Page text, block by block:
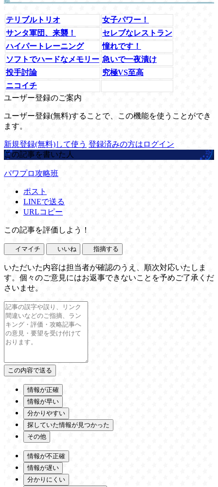
テリブルトリオ
女子パワー！
サンタ軍団、来襲！
セレブなレストラン
ハイパートレーニング
憧れです！
ソフトでハードなメモリー 急いで一夜漬け
投手討論
究極VS至高
ニコイチ
ユーザー登録のご案内
ユーザー登録(無料)することで、この機能を使うことができ
ます。
新規登録(無料)して使う 登録済みの方はログイン
この記事を書いた人
パワプロ攻略班
ポスト
LINEで送る
URLコピー
この記事を評価しよう！
イマイチ いいね 指摘する
いただいた内容は担当者が確認のうえ、順次対応いたしま
す。個々のご意見にはお返事できないことを予めご了承くだ
さいませ。
情報が正確
情報が早い
分かりやすい
探していた情報が見つかった
その他
情報が不正確
情報が遅い
分かりにくい